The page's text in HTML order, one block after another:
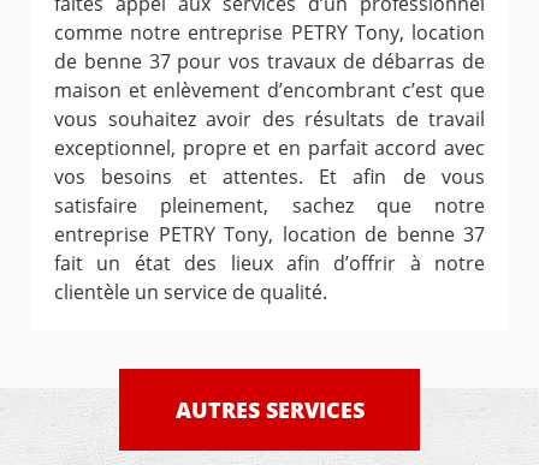
comme notre entreprise PETRY Tony, location
de benne 37 pour vos travaux de débarras de
maison et enlèvement d’encombrant c’est que
vous souhaitez avoir des résultats de travail
exceptionnel, propre et en parfait accord avec
vos besoins et attentes. Et afin de vous
satisfaire pleinement, sachez que notre
entreprise PETRY Tony, location de benne 37
fait un état des lieux afin d’offrir à notre
clientèle un service de qualité.
AUTRES SERVICES